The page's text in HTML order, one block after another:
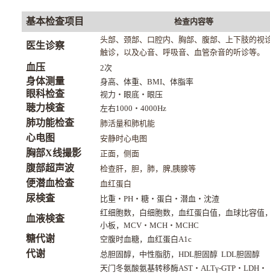
基本检查项目 检查内容等
医生诊察
头部、颈部、口腔内、胸部、腹部、上下肢的视
触诊，以及心音、呼吸音、血管杂音的听诊等。
血压 2次
身体测量 身高、体重、BMI、体脂率
眼科检查 视力 ・ 眼底・ 眼压
聴力検査 左右1000 ・ 4000Hz
肺功能检查 肺活量和肺机能
心电图 安静时心电图
胸部X线撮影 正面，侧面
腹部超声波 检查肝，胆，肺，脾,胰腺等
便潜血检查 血红蛋白
尿検査 比重・ PH・ 糖・ 蛋白 ・ 潜血 ・ 沈渣
血液検査
红细胞数，白细胞数，血红蛋白值，血球比容值
小板，MCV・ MCH・ MCHC
糖代谢 空腹时血糖，血红蛋白A1c
代谢 总胆固醇，中性脂肪，HDL胆固醇 LDL胆固醇
天门冬氨酸氨基转移酶AST・ ALTγ-GTP・ LDH・